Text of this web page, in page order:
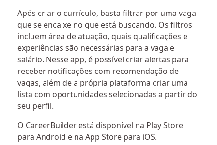
Após criar o currículo, basta filtrar por uma vaga
que se encaixe no que está buscando. Os filtros
incluem área de atuação, quais qualificações e
experiências são necessárias para a vaga e
salário. Nesse app, é possível criar alertas para
receber notificações com recomendação de
vagas, além de a própria plataforma criar uma
lista com oportunidades selecionadas a partir do
seu perfil.
O CareerBuilder está disponível na Play Store
para Android e na App Store para iOS.